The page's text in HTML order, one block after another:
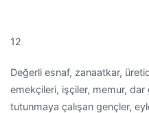
12
Değerli esnaf, zanaatkar,
emekçileri, işçiler, memur,
tutunmaya çalışan gençler,